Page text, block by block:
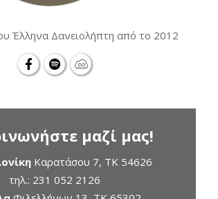
Έλληνα Δανειολήπτη από το 2012
μαζί μας!
Καρατάσου 7, TK 54626
τηλ.: 231 052 2126